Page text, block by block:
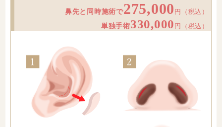
鼻先と同時施術で275,000 円（税込）
単独手術330,000 円（税込）